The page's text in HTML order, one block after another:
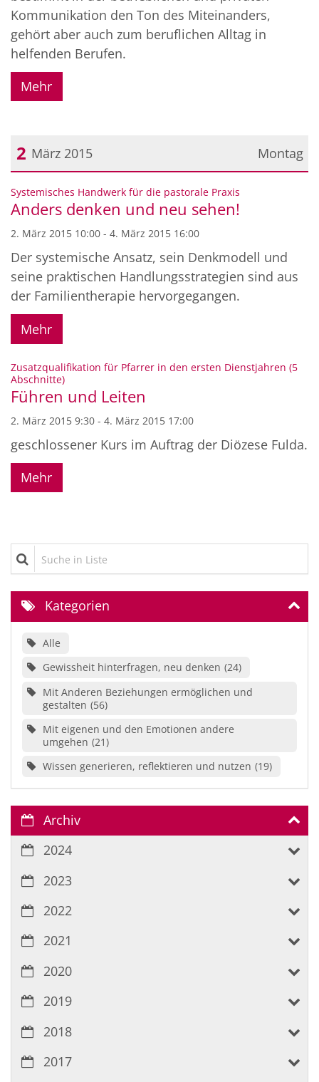
Kommunikation den Ton des Miteinanders,
gehört aber auch zum beruflichen Alltag in
helfenden Berufen.
Mehr
Montag
2 März 2015
Datum: 2. März 2015
Systemisches Handwerk für die pastorale Praxis
Anders denken und neu sehen!
2. März 2015 10:00 - 4. März 2015 16:00
Der systemische Ansatz, sein Denkmodell und
seine praktischen Handlungsstrategien sind aus
der Familientherapie hervorgegangen.
Mehr
Zusatzqualifikation für Pfarrer in den ersten Dienstjahren (5
Abschnitte):
Führen und Leiten
2. März 2015 9:30 - 4. März 2015 17:00
geschlossener Kurs im Auftrag der Diözese Fulda.
Mehr
Suche in Liste
Kategorien
Alle
Gewissheit hinterfragen, neu denken 24
Mit Anderen Beziehungen ermöglichen und
gestalten 56
Mit eigenen und den Emotionen andere
umgehen 21
Wissen generieren, reflektieren und nutzen 19
Archiv
2024
2023
2022
2021
2020
2019
2018
2017